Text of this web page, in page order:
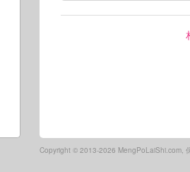
Copyright © 2013-2026 MengPoLaiShi.com,